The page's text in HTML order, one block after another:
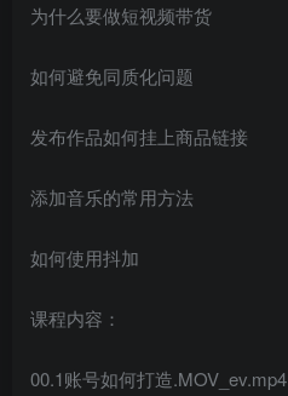
为什么要做短视频带货
如何避免同质化问题
发布作品如何挂上商品链接
添加音乐的常用方法
如何使用抖加
课程内容：
00.1账号如何打造.MOV_ev.mp4